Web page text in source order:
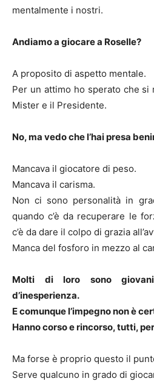
mentalmente i nostri.
Andiamo a giocare a Roselle?
A proposito di aspetto mentale.
Per un attimo ho sperato che
Mister e il Presidente.
No, ma vedo che l’hai presa
Mancava il giocatore di peso.
Mancava il carisma.
Non ci sono personalità in
quando c’è da recuperare le
c’è da dare il colpo di grazia
Manca del fosforo in mezzo al
Molti di loro sono
d’inesperienza.
E comunque l’impegno non è
Hanno corso e rincorso, tutti,
Ma forse è proprio questo il
Serve qualcuno in grado di